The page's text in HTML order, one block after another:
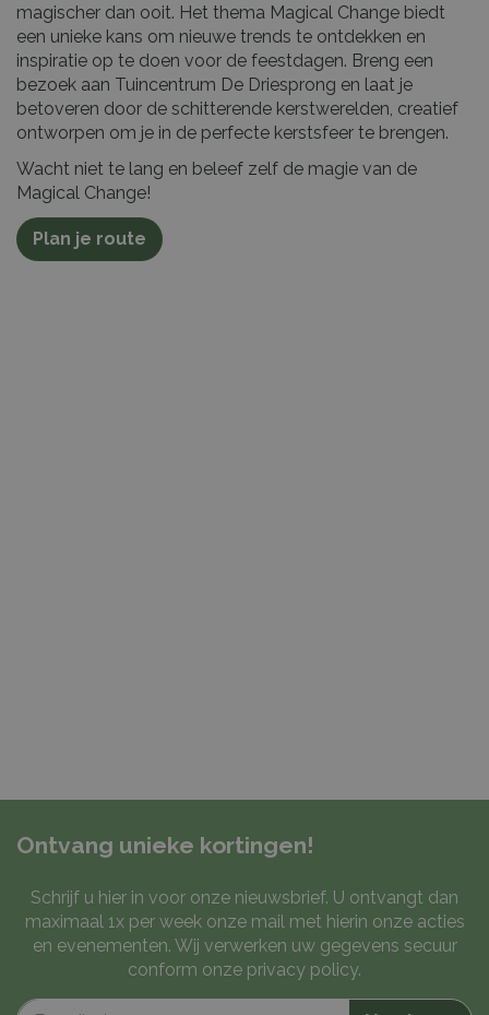
magischer dan ooit. Het thema Magical Change biedt
een unieke kans om nieuwe trends te ontdekken en
inspiratie op te doen voor de feestdagen. Breng een
bezoek aan Tuincentrum De Driesprong en laat je
betoveren door de schitterende kerstwerelden, creatief
ontworpen om je in de perfecte kerstsfeer te brengen.
Wacht niet te lang en beleef zelf de magie van de
Magical Change!
Plan je route
Ontvang unieke kortingen!
Schrijf u hier in voor onze nieuwsbrief. U ontvangt dan
maximaal 1x per week onze mail met hierin onze acties
en evenementen. Wij verwerken uw gegevens secuur
conform onze privacy policy.